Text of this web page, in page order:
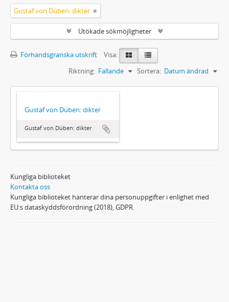
Gustaf von Düben: dikter
Utökade sökmöjligheter
Förhandsgranska utskrift
Visa:
Sortera: Datum ändrad
Riktning: Fallande
Gustaf von Düben: dikter
Gustaf von Düben: dikter
Kungliga biblioteket
Kontakta oss
Kungliga biblioteket hanterar dina personuppgifter i enlighet med
EU:s dataskyddsförordning (2018), GDPR.